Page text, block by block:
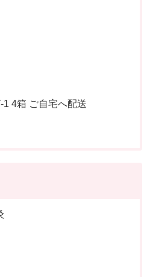
1 4箱 ご自宅へ配送